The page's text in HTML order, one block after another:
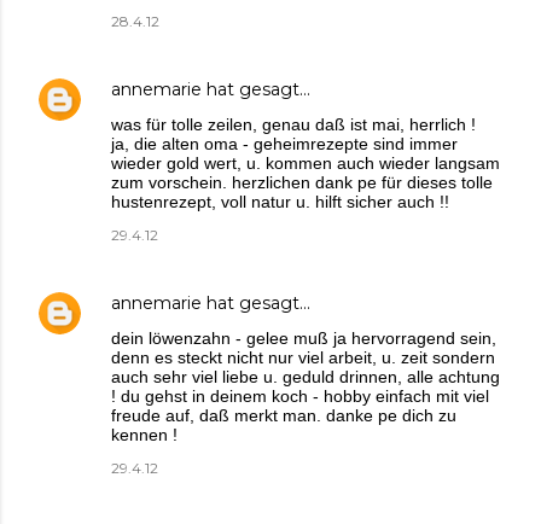
28.4.12
annemarie hat gesagt…
was für tolle zeilen, genau daß ist mai, herrlich !
ja, die alten oma - geheimrezepte sind immer
wieder gold wert, u. kommen auch wieder langsam
zum vorschein. herzlichen dank pe für dieses tolle
hustenrezept, voll natur u. hilft sicher auch !!
29.4.12
annemarie hat gesagt…
dein löwenzahn - gelee muß ja hervorragend sein,
denn es steckt nicht nur viel arbeit, u. zeit sondern
auch sehr viel liebe u. geduld drinnen, alle achtung
! du gehst in deinem koch - hobby einfach mit viel
freude auf, daß merkt man. danke pe dich zu
kennen !
29.4.12